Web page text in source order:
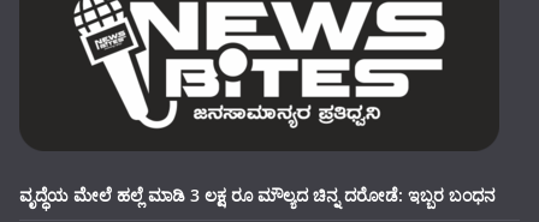
ವೃದ್ಧೆಯ ಮೇಲೆ ಹಲ್ಲೆ ಮಾಡಿ 3 ಲಕ್ಷ ರೂ ಮೌಲ್ಯದ ಚಿನ್ನ ದರೋಡೆ: ಇಬ್ಬರ ಬಂಧನ